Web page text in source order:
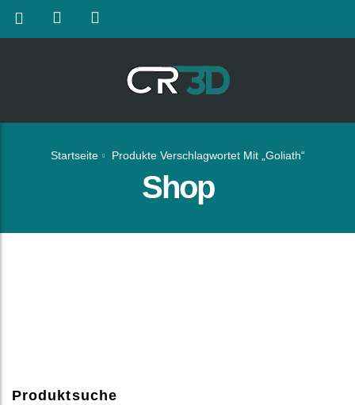
Startseite Produkte Verschlagwortet Mit „Goliath“
Shop
Produktsuche